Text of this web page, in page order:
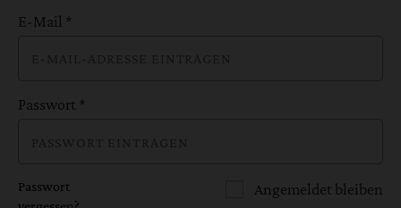
E-Mail *
Passwort *
Passwort
Angemeldet bleiben